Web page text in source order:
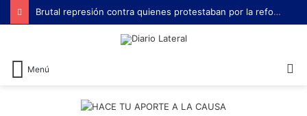
Brutal represión contra quienes protestaban por la reforma laboral de Milei
Menú